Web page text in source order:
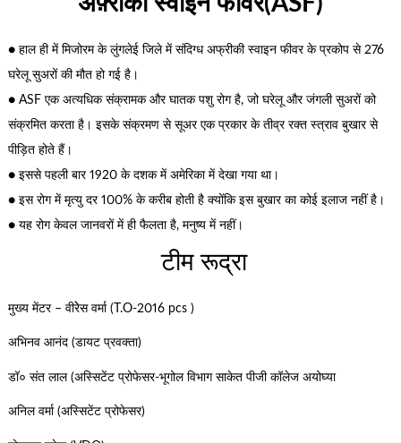
● हाल ही में मिजोरम के लुंगलेई जिले में संदिग्ध अफ्रीकी स्वाइन फीवर के प्रकोप से 276
घरेलू सुअरों की मौत हो गई है।
● ASF एक अत्यधिक संक्रामक और घातक पशु रोग है, जो घरेलू और जंगली सुअरों को
संक्रमित करता है। इसके संक्रमण से सूअर एक प्रकार के तीव्र रक्त स्त्राव बुखार से
पीड़ित होते हैं।
● इससे पहली बार 1920 के दशक में अमेरिका में देखा गया था।
● इस रोग में मृत्यु दर 100% के करीब होती है क्योंकि इस बुखार का कोई इलाज नहीं है।
● यह रोग केवल जानवरों में ही फैलता है, मनुष्य में नहीं।
टीम रूद्रा
मुख्य मेंटर – वीरेेस वर्मा (T.O-2016 pcs )
अभिनव आनंद (डायट प्रवक्ता)
डॉ० संत लाल (अस्सिटेंट प्रोफेसर-भूगोल विभाग साकेत पीजी कॉलेज अयोघ्या
अनिल वर्मा (अस्सिटेंट प्रोफेसर)